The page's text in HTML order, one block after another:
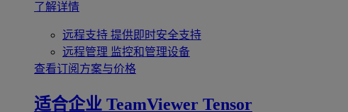
了解详情
远程支持 提供即时安全支持
远程管理 监控和管理设备
查看订阅方案与价格
适合企业 TeamViewer Tensor